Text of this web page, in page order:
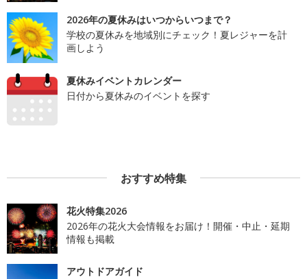
2026年の夏休みはいつからいつまで？
学校の夏休みを地域別にチェック！夏レジャーを計
画しよう
夏休みイベントカレンダー
日付から夏休みのイベントを探す
おすすめ特集
花火特集2026
2026年の花火大会情報をお届け！開催・中止・延期
情報も掲載
アウトドアガイド